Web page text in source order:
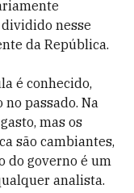
nesse
da República.
é conhecido,
passado. Na
mas os
são cambiantes,
do governo é um
analista.